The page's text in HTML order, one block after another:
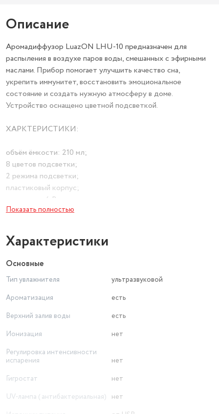
Описание
Аромадиффузор LuazON LHU-10 предназначен для
распыления в воздухе паров воды, смешанных с эфирными
маслами. Прибор помогает улучшить качество сна,
укрепить иммунитет, восстановить эмоциональное
состояние и создать нужную атмосферу в доме.
Устройство оснащено цветной подсветкой.
ХАРКТЕРИСТИКИ:
объём ёмкости: 210 мл;
8 цветов подсветки;
2 режима подсветки;
пластиковый корпус;
мощность: 4 Вт;
работает от USB (кабель в комплектк);
Показать полностью
Характеристики
Основные
Тип увлажнителя
ультразвуковой
Ароматизация
есть
Верхний залив воды
есть
Ионизация
нет
Регулировка интенсивности
испарения
нет
Гигростат
нет
UV-лампа ( антибактериальная) нет